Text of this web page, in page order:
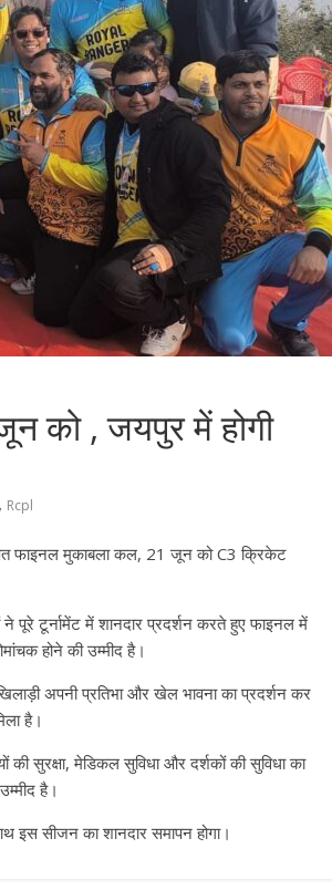
को , जयपुर में होगी
, Rcpl
फाइनल मुकाबला कल, 21 जून को C3 क्रिकेट
टूर्नामेंट में शानदार प्रदर्शन करते हुए फाइनल में
होने की उम्मीद है।
अपनी प्रतिभा और खेल भावना का प्रदर्शन कर
है।
सुरक्षा, मेडिकल सुविधा और दर्शकों की सुविधा का
है।
इस सीजन का शानदार समापन होगा।